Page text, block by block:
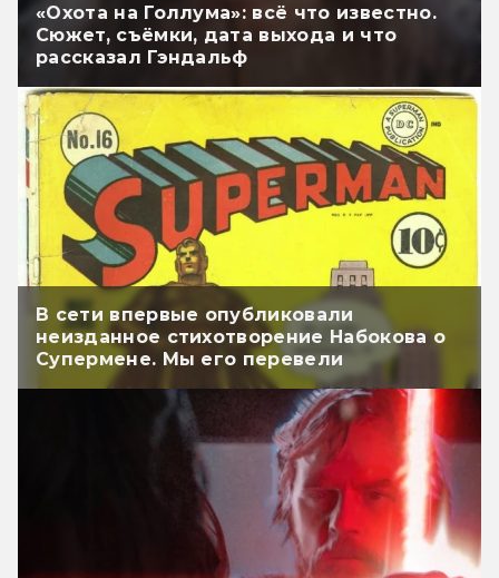
«Охота на Голлума»: всё что известно.
Сюжет, съёмки, дата выхода и что
рассказал Гэндальф
В сети впервые опубликовали
неизданное стихотворение Набокова о
Супермене. Мы его перевели